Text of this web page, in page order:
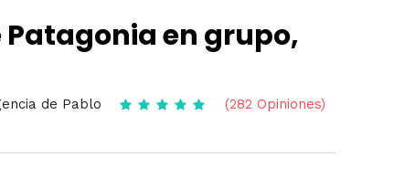
Patagonia en grupo,
de Pablo (282 Opiniones)